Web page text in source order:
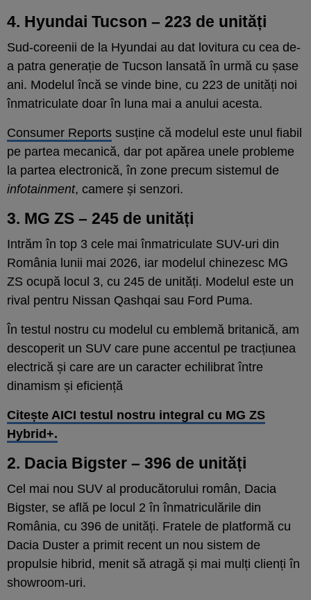
4. Hyundai Tucson – 223 de unități
Sud-coreenii de la Hyundai au dat lovitura cu cea de-
a patra generație de Tucson lansată în urmă cu șase
ani. Modelul încă se vinde bine, cu 223 de unități noi
înmatriculate doar în luna mai a anului acesta.
Consumer Reports susține că modelul este unul fiabil
pe partea mecanică, dar pot apărea unele probleme
la partea electronică, în zone precum sistemul de
infotainment, camere și senzori.
3. MG ZS – 245 de unități
Intrăm în top 3 cele mai înmatriculate SUV-uri din
România lunii mai 2026, iar modelul chinezesc MG
ZS ocupă locul 3, cu 245 de unități. Modelul este un
rival pentru Nissan Qashqai sau Ford Puma.
În testul nostru cu modelul cu emblemă britanică, am
descoperit un SUV care pune accentul pe tracțiunea
electrică și care are un caracter echilibrat între
dinamism și eficiență
Citește AICI testul nostru integral cu MG ZS
Hybrid+.
2. Dacia Bigster – 396 de unități
Cel mai nou SUV al producătorului român, Dacia
Bigster, se află pe locul 2 în înmatriculările din
România, cu 396 de unități. Fratele de platformă cu
Dacia Duster a primit recent un nou sistem de
propulsie hibrid, menit să atragă și mai mulți clienți în
showroom-uri.